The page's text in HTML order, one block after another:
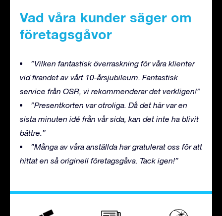
Vad våra kunder säger om
företagsgåvor
”Vilken fantastisk överraskning för våra klienter
vid firandet av vårt 10-årsjubileum. Fantastisk
service från OSR, vi rekommenderar det verkligen!”
”Presentkorten var otroliga. Då det här var en
sista minuten idé från vår sida, kan det inte ha blivit
bättre.”
”Många av våra anställda har gratulerat oss för att
hittat en så originell företagsgåva. Tack igen!”